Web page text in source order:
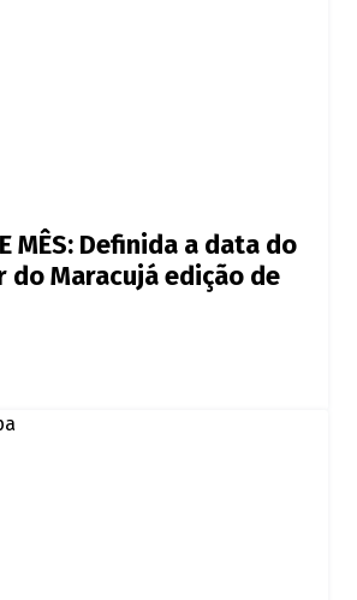
MÊS: Definida a data do
do Maracujá edição de